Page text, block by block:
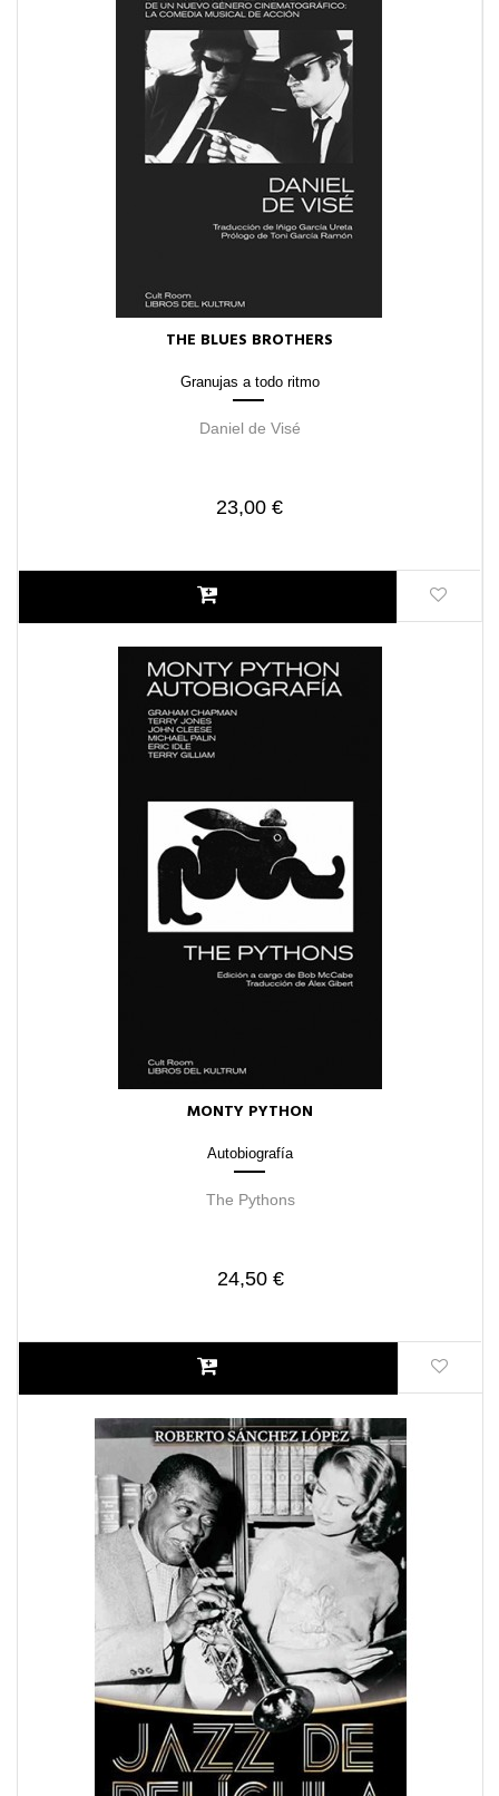
THE BLUES BROTHERS
Granujas a todo ritmo
Daniel de Visé
23,00 €
MONTY PYTHON
Autobiografía
The Pythons
24,50 €